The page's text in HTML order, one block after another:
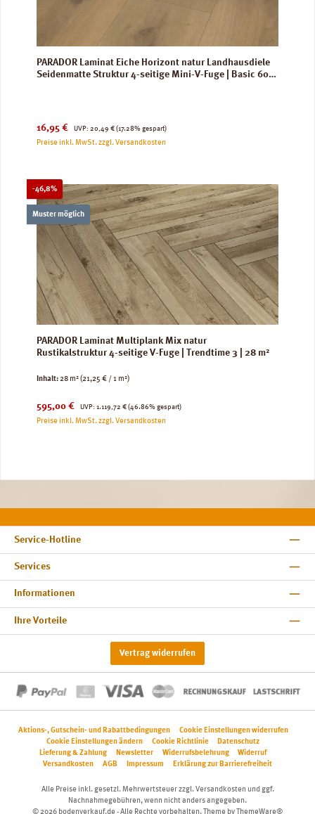
PARADOR Laminat Eiche Horizont natur Landhausdiele
Seidenmatte Struktur 4-seitige Mini-V-Fuge | Basic 600
Verkaufspreis:
16,95 € UVP:
Regulärer Preis:
20,49 € (17.28% gespart)
Preise inkl. MwSt. zzgl. Versandkosten
-46,8%Rabatt
Muster möglich
PARADOR Laminat Multiplank Mix natur
Rustikalstruktur 4-seitige V-Fuge | Trendtime 3 | 28 m²
Inhalt:28 m²(21,25 € / 1 m²)
Verkaufspreis:
595,00 € UVP:
Regulärer Preis:
1.119,72 € (46.86% gespart)
Preise inkl. MwSt. zzgl. Versandkosten
Service-Hotline
Services
Informationen
Ihre Vorteile
Vertrag widerrufen
Aktions-, Gutschein- und Rabattbedingungen
Cookie Einstellungen widerrufen
Cookie Einstellungen ändern
Cookie Richtlinie
Datenschutz
Lieferung & Zahlung
Newsletter Widerrufsbelehrung
Widerruf
Versandkosten
AGB Impressum Erklärung zur Barrierefreiheit
Alle Preise inkl. gesetzl. Mehrwertsteuer zzgl.Versandkosten und ggf.
Nachnahmegebühren, wenn nicht anders angegeben.
© 2026 bodenverkauf.de - Alle Rechte vorbehalten. Theme by
ThemeWare®